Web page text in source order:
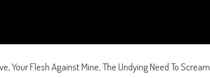
Your Flesh Against Mine, The Undying Need To Scream